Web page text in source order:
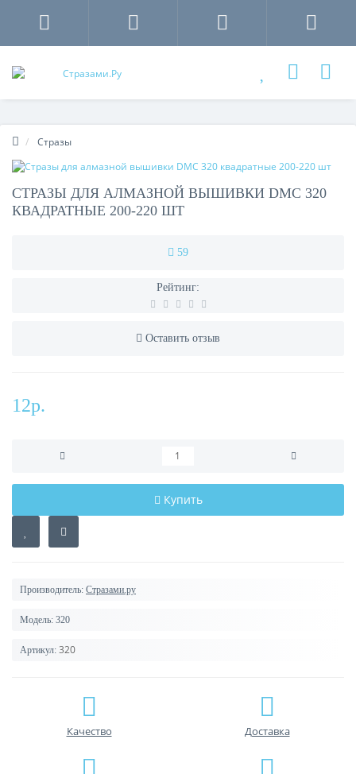
Стразы
СТРАЗЫ ДЛЯ АЛМАЗНОЙ ВЫШИВКИ DMC 320
КВАДРАТНЫЕ 200-220 ШТ
59
Рейтинг:
Оставить отзыв
12р.
Купить
Производитель: Стразами.ру
Модель: 320
Артикул: 320
Качество Доставка